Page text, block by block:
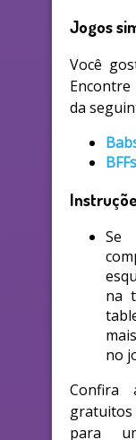
Jogos
Você
da
Se
na
no
Confira
gratuitos
para